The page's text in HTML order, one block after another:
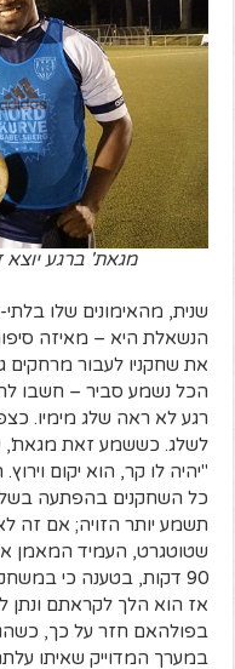
שנית, מהאימונים שלו
הנשאלת היא – מאיזה
את שחקניו לעבור מרחקים
הכל נשמע סביר – חשבו
רגע לא ראה שלג מימיו.
לשלג. כששמע זאת מגאת',
"יהיה לו קר, הוא יקום
כל השחקנים בהפתעה
תשמע יותר הזויה; אם
שטוטגרט, העמיד המאמן
90 דקות, בטענה כי
אז הוא הלך לקראתם ונתן
בפולהאם חזר על כך,
במערך המדוייק שאיתו